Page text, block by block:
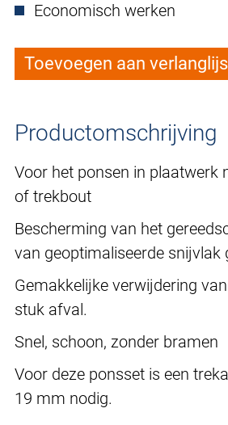
Economisch werken
Toevoegen aan
Productomschrijving
Voor het ponsen in plaatwerk
of trekbout
Bescherming van het
van geoptimaliseerde snijvlak
Gemakkelijke verwijdering
stuk afval.
Snel, schoon, zonder bramen
Voor deze ponsset is een
19 mm nodig.